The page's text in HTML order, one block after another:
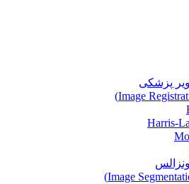
پزشکی